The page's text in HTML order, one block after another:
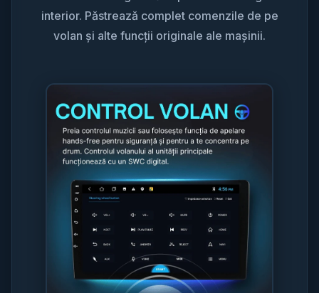
interior. Păstrează complet comenzile de pe
volan și alte funcții originale ale mașinii.